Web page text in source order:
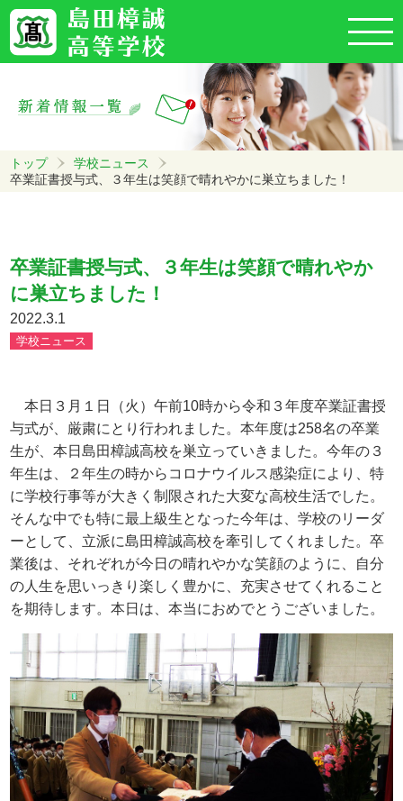
トップ
学校ニュース
卒業証書授与式、３年生は笑顔で晴れやかに巣立ちました！
卒業証書授与式、３年生は笑顔で晴れやか
に巣立ちました！
2022.3.1
学校ニュース
本日３月１日（火）午前10時から令和３年度卒業証書授
与式が、厳粛にとり行われました。本年度は258名の卒業
生が、本日島田樟誠高校を巣立っていきました。今年の３
年生は、２年生の時からコロナウイルス感染症により、特
に学校行事等が大きく制限された大変な高校生活でした。
そんな中でも特に最上級生となった今年は、学校のリーダ
ーとして、立派に島田樟誠高校を牽引してくれました。卒
業後は、それぞれが今日の晴れやかな笑顔のように、自分
の人生を思いっきり楽しく豊かに、充実させてくれること
を期待します。本日は、本当におめでとうございました。